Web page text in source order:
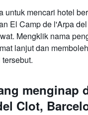
untuk mencari hotel
El Camp de l'Arpa
Mengklik nama
lanjut dan
menginap
Clot,